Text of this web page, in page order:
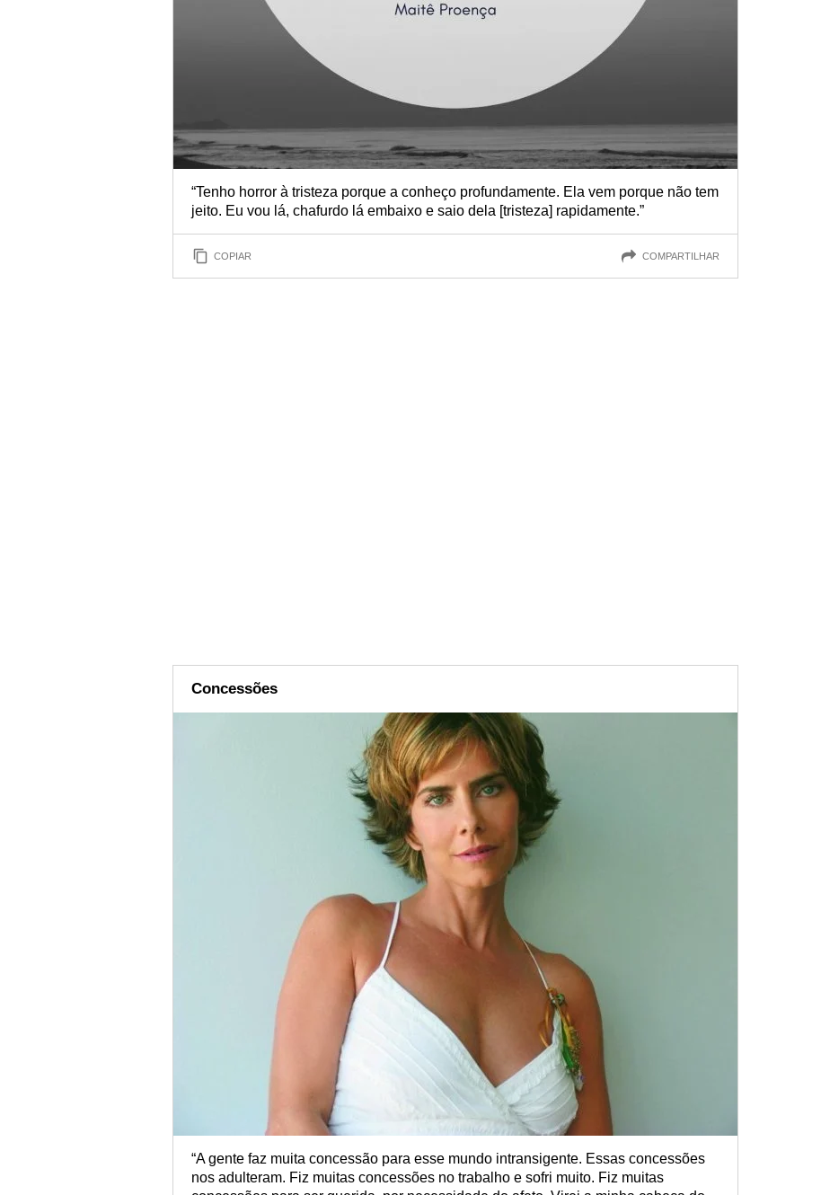
“Tenho horror à tristeza porque a conheço profundamente. Ela vem porque não tem
jeito. Eu vou lá, chafurdo lá embaixo e saio dela [tristeza] rapidamente.”
COPIAR COMPARTILHAR
Concessões
“A gente faz muita concessão para esse mundo intransigente. Essas concessões
nos adulteram. Fiz muitas concessões no trabalho e sofri muito. Fiz muitas